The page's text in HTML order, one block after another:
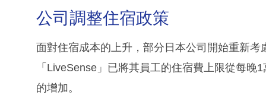
公司調整住宿政策
面對住宿成本的上升，部分日本公司開始重新
「LiveSense」已將其員工的住宿費上限從每
的增加。